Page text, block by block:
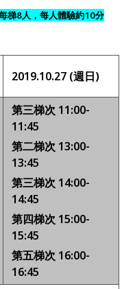
梯8人，每人體驗約10分
2019.10.27 (週日)
第三梯次 11:00-
11:45
第二梯次 13:00-
13:45
第三梯次 14:00-
14:45
第四梯次 15:00-
15:45
第五梯次 16:00-
16:45